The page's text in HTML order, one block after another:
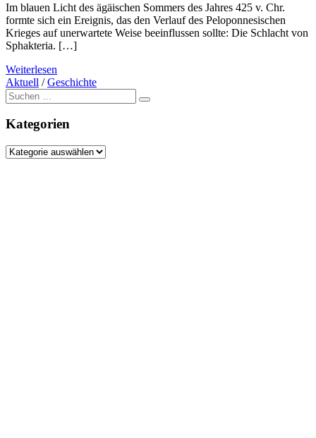
Im blauen Licht des ägäischen Sommers des Jahres 425 v. Chr.
formte sich ein Ereignis, das den Verlauf des Peloponnesischen
Krieges auf unerwartete Weise beeinflussen sollte: Die Schlacht von
Sphakteria. […]
Weiterlesen
Aktuell /Geschichte
Suche
nach:
Kategorien
Kategorien